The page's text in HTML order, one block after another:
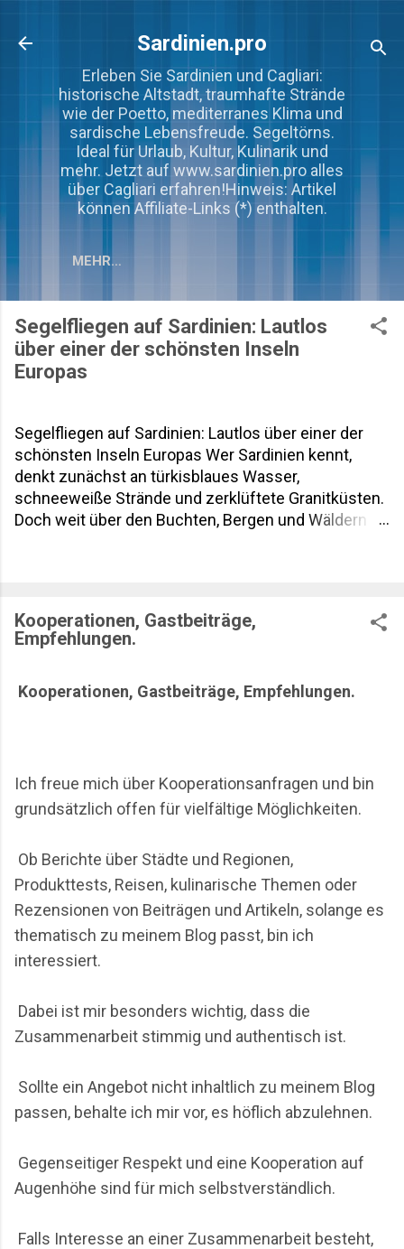
Sardinien.pro
Erleben Sie Sardinien und Cagliari:
historische Altstadt, traumhafte Strände
wie der Poetto, mediterranes Klima und
sardische Lebensfreude. Segeltörns.
Ideal für Urlaub, Kultur, Kulinarik und
mehr. Jetzt auf www.sardinien.pro alles
über Cagliari erfahren!Hinweis: Artikel
können Affiliate-Links (*) enthalten.
MEHR…
Segelfliegen auf Sardinien: Lautlos
über einer der schönsten Inseln
Europas
Segelfliegen auf Sardinien: Lautlos über einer der
schönsten Inseln Europas Wer Sardinien kennt,
denkt zunächst an türkisblaues Wasser,
schneeweiße Strände und zerklüftete Granitküsten.
Doch weit über den Buchten, Bergen und Wäldern
Campidano und die wilden Küsten des Golfs von
Orosei. Der Blick reicht an klaren Tagen bis nach
Sardinien gehört zwar nicht zu den klassischen
erwarten Besucher ursprüngliche Flugplätze,
beeindruckende Natur und eine Ruhe, die in vielen
bekannten Fluggebieten längst verloren gegangen
verbinden möchte, findet auf Sardinie...
Kooperationen, Gastbeiträge,
Empfehlungen.
Kooperationen, Gastbeiträge, Empfehlungen.
Ich freue mich über Kooperationsanfragen und bin
grundsätzlich offen für vielfältige Möglichkeiten.
Ob Berichte über Städte und Regionen,
Produkttests, Reisen, kulinarische Themen oder
Rezensionen von Beiträgen und Artikeln, solange es
thematisch zu meinem Blog passt, bin ich
interessiert.
Dabei ist mir besonders wichtig, dass die
Zusammenarbeit stimmig und authentisch ist.
Sollte ein Angebot nicht inhaltlich zu meinem Blog
passen, behalte ich mir vor, es höflich abzulehnen.
Gegenseitiger Respekt und eine Kooperation auf
Augenhöhe sind für mich selbstverständlich.
Falls Interesse an einer Zusammenarbeit besteht,